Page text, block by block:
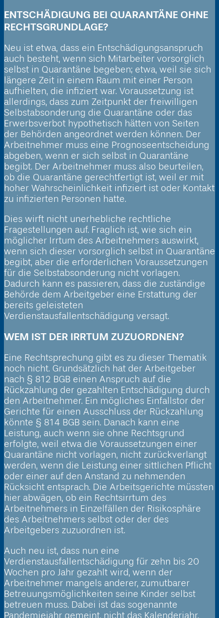
ENTSCHÄDIGUNG BEI QUARANTÄNE OHNE
RECHTSGRUNDLAGE?
Neu ist etwa, dass ein Entschädigungsanspruch
auch besteht, wenn sich Mitarbeiter vorsorglich
selbst in Quarantäne begeben; etwa, weil sie sich
längere Zeit in einem Raum mit einer Person
aufhielten, die infiziert war. Voraussetzung ist
allerdings, dass zum Zeitpunkt der freiwilligen
Selbstabsonderung die Quarantäne oder das
Erwerbsverbot hypothetisch hätten von Seiten
der Behörden angeordnet werden können. Der
Arbeitnehmer muss eine Prognoseentscheidung
abgeben, wenn er sich selbst in Quarantäne
begibt. Der Arbeitnehmer muss also beurteilen,
ob die Quarantäne gerechtfertigt ist, weil er mit
hoher Wahrscheinlichkeit infiziert ist oder Kontakt
zu infizierten Personen hatte.
Dies wirft nicht unerhebliche rechtliche
Fragestellungen auf. Fraglich ist, wie sich ein
möglicher Irrtum des Arbeitnehmers auswirkt,
wenn sich dieser vorsorglich selbst in Quarantäne
begibt, aber die erforderlichen Voraussetzungen
für die Selbstabsonderung nicht vorlagen.
Dadurch kann es passieren, dass die zuständige
Behörde dem Arbeitgeber eine Erstattung der
bereits geleisteten
Verdienstausfallentschädigung versagt.
WEM IST DER IRRTUM ZUZUORDNEN?
Eine Rechtsprechung gibt es zu dieser Thematik
noch nicht. Grundsätzlich hat der Arbeitgeber
nach § 812 BGB einen Anspruch auf die
Rückzahlung der gezahlten Entschädigung durch
den Arbeitnehmer. Ein mögliches Einfallstor der
Gerichte für einen Ausschluss der Rückzahlung
könnte § 814 BGB sein. Danach kann eine
Leistung, auch wenn sie ohne Rechtsgrund
erfolgte, weil etwa die Voraussetzungen einer
Quarantäne nicht vorlagen, nicht zurückverlangt
werden, wenn die Leistung einer sittlichen Pflicht
oder einer auf den Anstand zu nehmenden
Rücksicht entsprach. Die Arbeitsgerichte müssten
hier abwägen, ob ein Rechtsirrtum des
Arbeitnehmers in Einzelfällen der Risikosphäre
des Arbeitnehmers selbst oder der des
Arbeitgebers zuzuordnen ist.
Auch neu ist, dass nun eine
Verdienstausfallentschädigung für zehn bis 20
Wochen pro Jahr gezahlt wird, wenn der
Arbeitnehmer mangels anderer, zumutbarer
Betreuungsmöglichkeiten seine Kinder selbst
betreuen muss. Dabei ist das sogenannte
Pandemiejahr gemeint, nicht das Kalenderjahr.